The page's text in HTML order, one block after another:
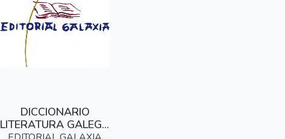
DICCIONARIO
LITERATURA GALEGA